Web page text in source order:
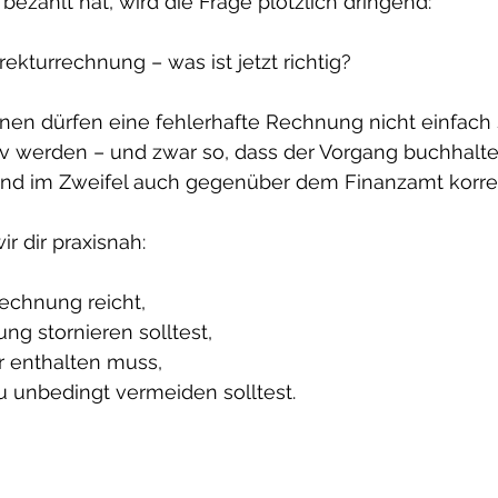
– was ist jetzt richtig?
dürfen eine fehlerhafte Rechnung nicht
werden – und zwar so, dass der Vorgang
im Zweifel auch gegenüber dem Finanzamt
dir praxisnah:
reicht,
stornieren solltest,
enthalten muss,
unbedingt vermeiden solltest.